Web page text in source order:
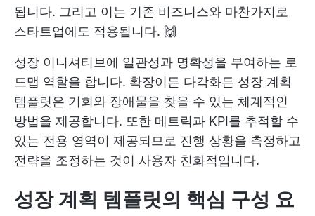
됩니다. 그리고 이는 기존 비즈니스와 마찬가지로
스타트업에도 적용됩니다. 🙌
성장 이니셔티브에 일관성과 명확성을 부여하는 로
드맵 역할을 합니다. 확장이든 다각화든 성장 계획
템플릿은 기회와 장애물을 찾을 수 있는 체계적인
방법을 제공합니다. 또한 메트릭과 KPI를 추적할 수
있는 전용 영역이 제공되므로 진행 상황을 측정하고
전략을 조정하는 것이 사용자 친화적입니다.
성장 계획 템플릿의 핵심 구성 요